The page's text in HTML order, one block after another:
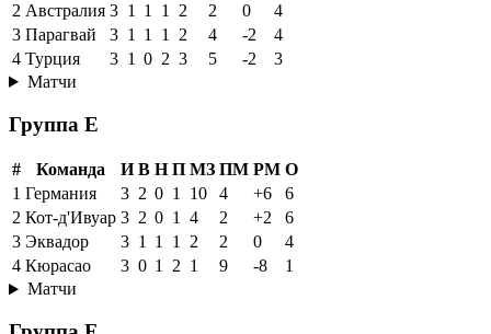
2 Австралия 3 1 1 1 2 2 0
4
3 Парагвай 3 1 1 1 2 4 -2
4
4 Турция 3 1 0 2 3 5 -2
3
Матчи
Группа E
# Команда И В Н П МЗ ПМ РМ О
1 Германия 3 2 0 1 10 4 +6
6
2 Кот-д'Ивуар 3 2 0 1 4 2 +2
6
3 Эквадор 3 1 1 1 2 2 0
4
4 Кюрасао 3 0 1 2 1 9 -8
1
Матчи